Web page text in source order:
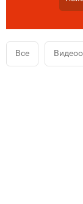
Все